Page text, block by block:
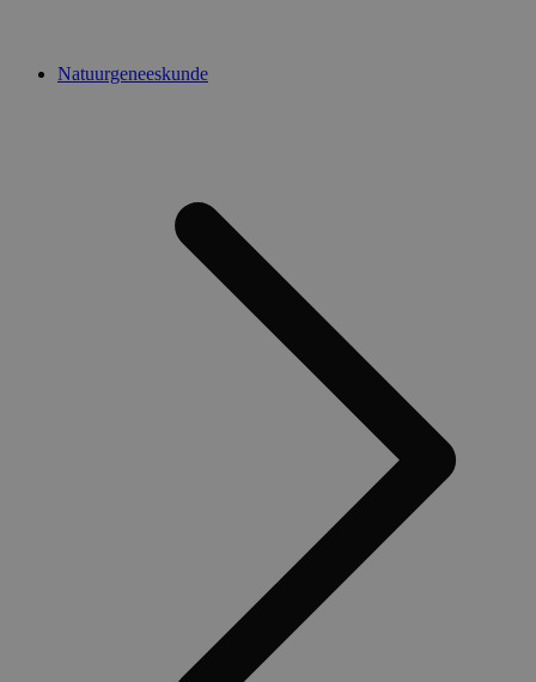
Natuurgeneeskunde